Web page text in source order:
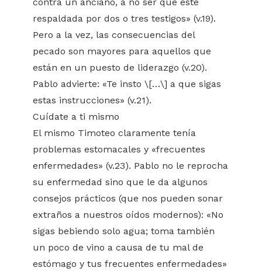
respaldada por dos o tres testigos» (v.19).
Pero a la vez, las consecuencias del
pecado son mayores para aquellos que
están en un puesto de liderazgo (v.20).
Pablo advierte: «Te insto \[…\] a que sigas
estas instrucciones» (v.21).
Cuídate a ti mismo
El mismo Timoteo claramente tenía
problemas estomacales y «frecuentes
enfermedades» (v.23). Pablo no le reprocha
su enfermedad sino que le da algunos
consejos prácticos (que nos pueden sonar
extraños a nuestros oídos modernos): «No
sigas bebiendo solo agua; toma también
un poco de vino a causa de tu mal de
estómago y tus frecuentes enfermedades»